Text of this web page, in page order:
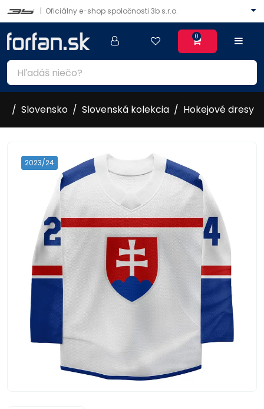
| Oficiálny e-shop spoločnosti 3b s.r.o.
0
Slovensko Slovenská kolekcia Hokejové dresy
2023/24